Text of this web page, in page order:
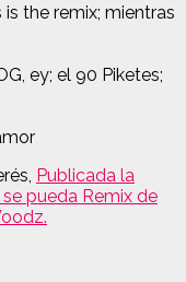
is the remix; mientras
ey; el 90 Piketes;
Publicada la
pueda Remix de